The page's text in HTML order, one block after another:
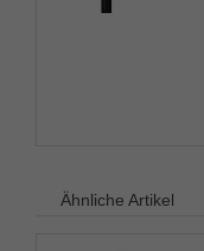
Ähnliche Artikel